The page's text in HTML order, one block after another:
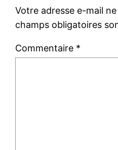
Votre adresse e-mail
champs obligatoires
Commentaire *